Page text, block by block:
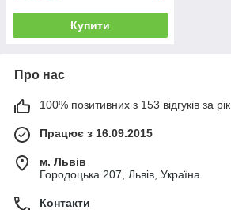
Купити
Про нас
100% позитивних з 153 відгуків за рік
Працює з 16.09.2015
м. Львів
Городоцька 207, Львів, Україна
Контакти